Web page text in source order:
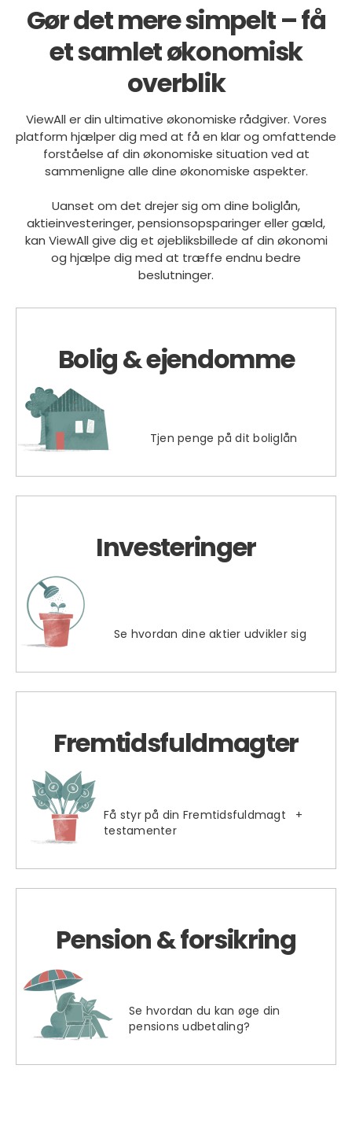
Gør det mere simpelt – få
et samlet økonomisk
overblik
ViewAll er din ultimative økonomiske rådgiver. Vores
platform hjælper dig med at få en klar og omfattende
forståelse af din økonomiske situation ved at
sammenligne alle dine økonomiske aspekter.
Uanset om det drejer sig om dine boliglån,
aktieinvesteringer, pensionsopsparinger eller gæld,
kan ViewAll give dig et øjebliksbillede af din økonomi
og hjælpe dig med at træffe endnu bedre
beslutninger.
Bolig & ejendomme
Tjen penge på dit boliglån
Investeringer
Se hvordan dine aktier udvikler sig
Fremtidsfuldmagter
Få styr på din Fremtidsfuldmagt +
testamenter
Pension & forsikring
Se hvordan du kan øge din
pensions udbetaling?